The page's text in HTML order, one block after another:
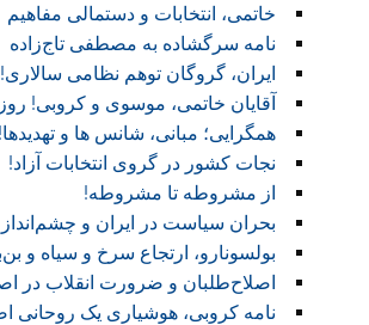
خاتمی، انتخابات و دستمالی مفاهیم
نامه سرگشاده به مصطفی تاج‌زاده
ایران، گروگان توهم نظامی سالاری!
آقایان خاتمی، موسوی و کروبی! روز
همگرایی؛ مبانی، شانس ها و تهدیدها!
نجات کشور در گروی انتخابات آزاد!
از مشروطه تا مشروطه!
بحران سیاست در ایران و
بولسونارو، ارتجاع سرخ و سیاه
اصلاح‌طلبان و ضرورت انقلاب در
نامه کروبی، هوشیاری یک روحانی